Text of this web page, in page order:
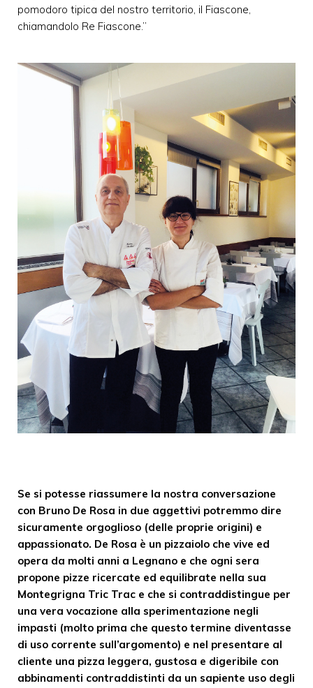
pomodoro tipica del nostro territorio, il Fiascone,
chiamandolo Re Fiascone.”
Se si potesse riassumere la nostra conversazione
con Bruno De Rosa in due aggettivi potremmo dire
sicuramente orgoglioso (delle proprie origini) e
appassionato. De Rosa è un pizzaiolo che vive ed
opera da molti anni a Legnano e che ogni sera
propone pizze ricercate ed equilibrate nella sua
Montegrigna Tric Trac e che si contraddistingue per
una vera vocazione alla sperimentazione negli
impasti (molto prima che questo termine diventasse
di uso corrente sull’argomento) e nel presentare al
cliente una pizza leggera, gustosa e digeribile con
abbinamenti contraddistinti da un sapiente uso degli